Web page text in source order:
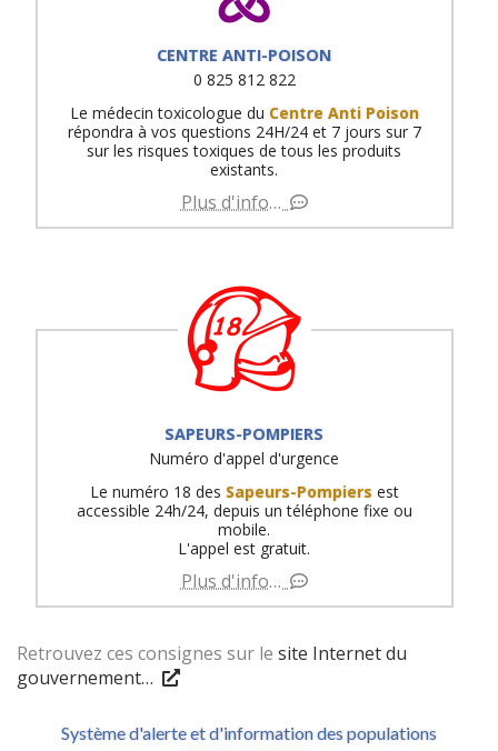
CENTRE ANTI-POISON
0 825 812 822
Le médecin toxicologue du Centre Anti Poison
répondra à vos questions 24H/24 et 7 jours sur 7
sur les risques toxiques de tous les produits
existants.
Plus d'info…
SAPEURS-POMPIERS
Numéro d'appel d'urgence
Le numéro 18 des Sapeurs-Pompiers est
accessible 24h/24, depuis un téléphone fixe ou
mobile.
L'appel est gratuit.
Plus d'info…
Retrouvez ces consignes sur le site Internet du
gouvernement…
Système d'alerte et d'information des populations